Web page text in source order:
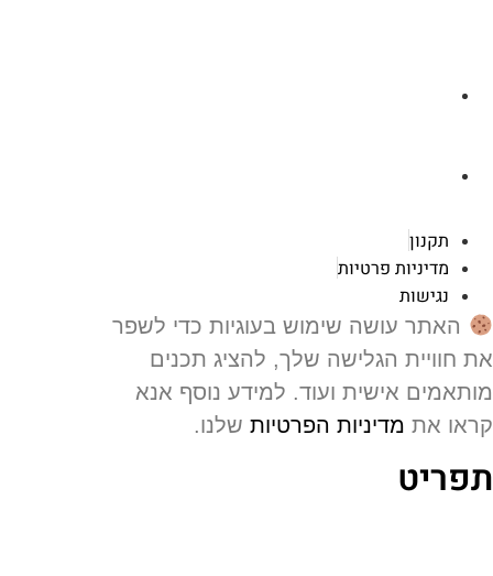
תקנון
מדיניות פרטיות
נגישות
האתר עושה שימוש בעוגיות כדי לשפר
חוויית הגלישה שלך, להציג תכנים
אישית ועוד. למידע נוסף אנא
אתמדיניות הפרטיותשלנו.